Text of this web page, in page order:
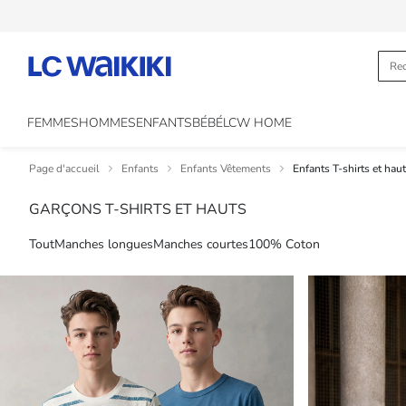
FEMMESHOMMESENFANTSBÉBÉLCW HOME
Page d'accueil Enfants Enfants Vêtements Enfants T-shirts et
GARÇONS T-SHIRTS ET HAUTS
ToutManches longuesManches courtes100% Coton